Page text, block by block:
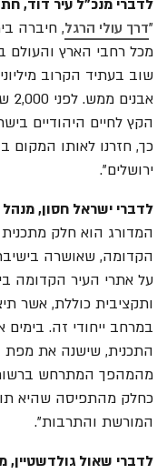
לדברי מנכ"ל עיר דוד,
"דרך עולי הרגל, חיברה
מכל רחבי הארץ והעולם
שוב בעתיד הקרוב
כך, חזרנו לאותו המקום
ירושלים".
לדברי ישראל חסון,
המדורג הוא חלק
הקדומה, שאושרה
על אתרי העיר הקדומה
ותקציבית כוללת, אשר
במרחב ייחודי זה.
התכנית, שישנה את מפת
מהמהפך המתרחש ברשות
כחלק מהתפיסה שהיא
המורשת והתרבות".
לדברי שאול גולדשטיין,